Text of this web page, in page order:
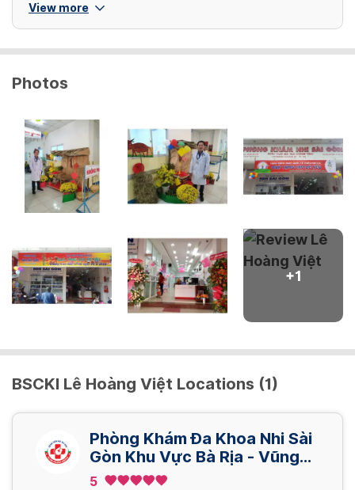
View more
Photos
+1
BSCKI Lê Hoàng Việt Locations (1)
Phòng Khám Đa Khoa Nhi Sài
Gòn Khu Vực Bà Rịa - Vũng
Tàu
5